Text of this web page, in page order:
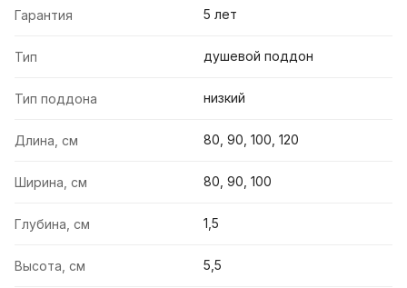
Гарантия 5 лет
Тип душевой поддон
Тип поддона низкий
Длина, см 80, 90, 100, 120
Ширина, см 80, 90, 100
Глубина, см 1,5
Высота, см 5,5